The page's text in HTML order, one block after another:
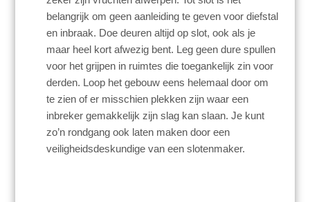
belangrijk om geen aanleiding te geven voor diefstal
en inbraak. Doe deuren altijd op slot, ook als je
maar heel kort afwezig bent. Leg geen dure spullen
voor het grijpen in ruimtes die toegankelijk zin voor
derden. Loop het gebouw eens helemaal door om
te zien of er misschien plekken zijn waar een
inbreker gemakkelijk zijn slag kan slaan. Je kunt
zo’n rondgang ook laten maken door een
veiligheidsdeskundige van een slotenmaker.